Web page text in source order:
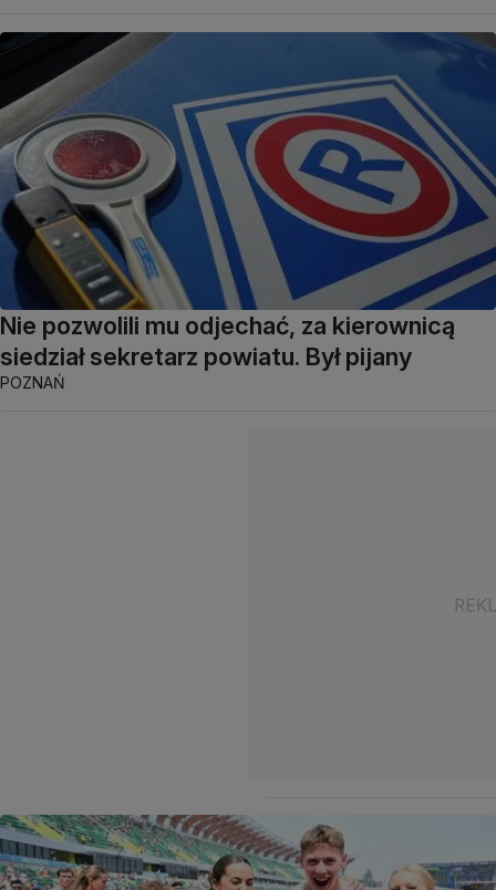
Nie pozwolili mu odjechać, za kierownicą
siedział sekretarz powiatu. Był pijany
POZNAŃ